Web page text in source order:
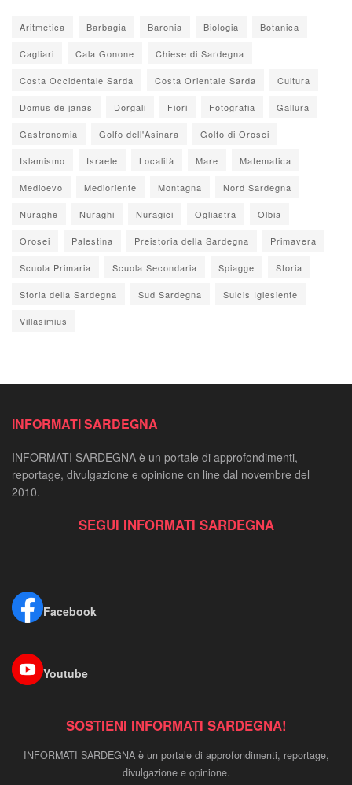
Aritmetica Barbagia Baronia Biologia Botanica
Cagliari Cala Gonone Chiese di Sardegna
Costa Occidentale Sarda Costa Orientale Sarda Cultura
Domus de janas Dorgali Fiori Fotografia Gallura
Gastronomia Golfo dell'Asinara Golfo di Orosei
Islamismo Israele Località Mare Matematica
Medioevo Medioriente Montagna Nord Sardegna
Nuraghe Nuraghi Nuragici Ogliastra Olbia
Orosei Palestina Preistoria della Sardegna Primavera
Scuola Primaria Scuola Secondaria Spiagge Storia
Storia della Sardegna Sud Sardegna Sulcis Iglesiente
Villasimius
INFORMATI SARDEGNA
INFORMATI SARDEGNA è un portale di approfondimenti,
reportage, divulgazione e opinione on line dal novembre del
2010.
SEGUI INFORMATI SARDEGNA
Facebook
Youtube
SOSTIENI INFORMATI SARDEGNA!
INFORMATI SARDEGNA è un portale di approfondimenti, reportage,
divulgazione e opinione.